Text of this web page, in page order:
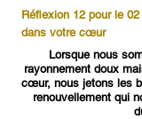
Réflexion 12 pour le
dans votre cœur
Lorsque nous
rayonnement doux
cœur, nous jetons les
renouvellement qui